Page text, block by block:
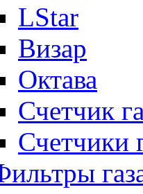
LStar
Визар
Октава
Счетчик
Счетчики